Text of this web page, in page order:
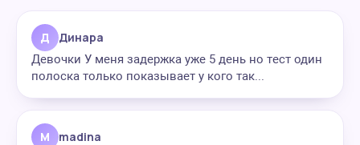
Д Динара
Девочки У меня задержка уже 5 день но тест один
полоска только показывает у кого так...
M madina